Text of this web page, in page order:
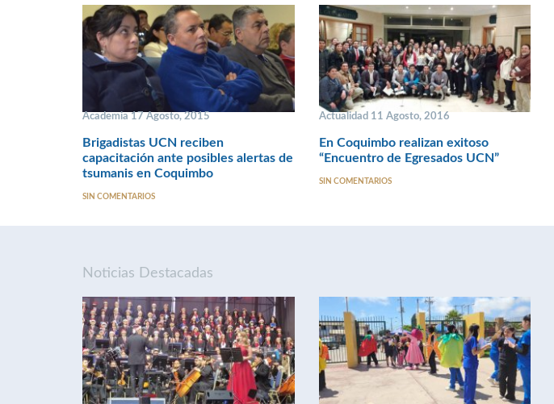
Academia 17 Agosto, 2015
Brigadistas UCN reciben
capacitación ante posibles alertas de
tsumanis en Coquimbo
SIN COMENTARIOS
Actualidad 11 Agosto, 2016
En Coquimbo realizan exitoso
“Encuentro de Egresados UCN”
SIN COMENTARIOS
Noticias Destacadas